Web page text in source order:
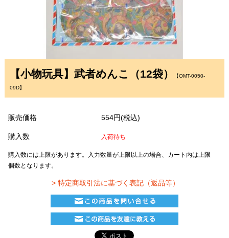
【小物玩具】武者めんこ（12袋） 【OMT-0050-
09D】
販売価格 554円(税込)
購入数 入荷待ち
購入数には上限があります。入力数量が上限以上の場合、カート内は上限
個数となります。
> 特定商取引法に基づく表記（返品等）